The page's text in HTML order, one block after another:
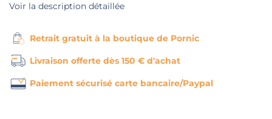
Voir la description détaillée
Retrait gratuit à la boutique de Pornic
Livraison offerte dès 150 € d'achat
Paiement sécurisé carte bancaire/Paypal